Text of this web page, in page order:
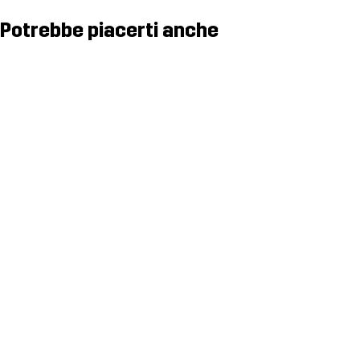
Potrebbe piacerti anche